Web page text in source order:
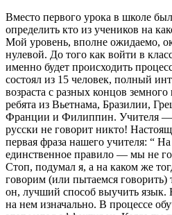
Вместо первого урока в школе
определить кто из учеников на
Мой уровень, вполне ожидаемо,
нулевой. До того как войти в
именно будет происходить
состоял из 15 человек, полный
возраста с разных концов
ребята из Вьетнама, Бразилии,
Франции и Филиппин. Учителя —
русски не говорит никто!
первая фраза нашего учителя: “
единственное правило — мы не
Стоп, подумал я, а на каком же
говорим (или пытаемся говорить)
он, лучший способ выучить язык.
на нем изначально. В процессе